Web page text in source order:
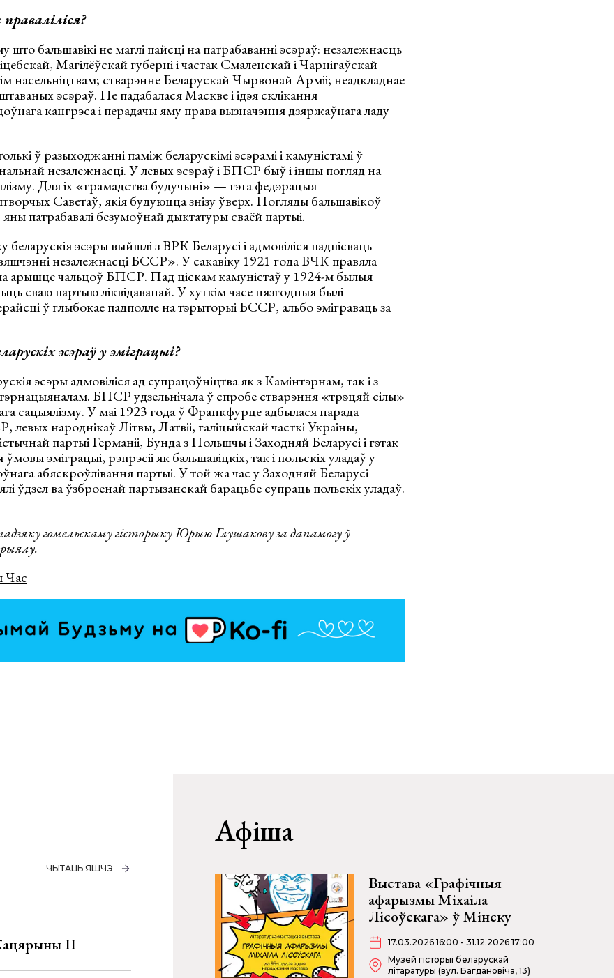
бальшавікі не маглі пайсці на патрабаванні эсэраў: незалежнасць
Магілёўскай губерні і частак Смаленскай і Чарнігаўскай
насельніцтвам; стварэнне Беларускай Чырвонай Арміі; неадкладнае
эсэраў. Не падабалася Маскве і ідэя склікання
кангрэса і перадачы яму права вызначэння дзяржаўнага ладу
ў разыходжанні паміж беларускімі эсэрамі і камуністамі ў
незалежнасці. У левых эсэраў і БПСР быў і іншы погляд на
Для іх «грамадства будучыні» — гэта федэрацыя
Саветаў, якія будуюцца знізу ўверх. Погляды бальшавікоў
патрабавалі безумоўнай дыктатуры сваёй партыі.
беларускія эсэры выйшлі з ВРК Беларусі і адмовіліся падпісваць
незалежнасці БССР». У сакавіку 1921 года ВЧК правяла
арышце чальцоў БПСР. Пад ціскам камуністаў у 1924-м былыя
сваю партыю ліквідаванай. У хуткім часе нязгодныя былі
ў глыбокае падполле на тэрыторыі БССР, альбо эміграваць за
эсэраў у эміграцыі?
эсэры адмовіліся ад супрацоўніцтва як з Камінтэрнам, так і з
БПСР удзельнічала ў спробе стварэння «трэцяй сілы»
сацыялізму. У маі 1923 года ў Франкфурце адбылася нарада
народнікаў Літвы, Латвіі, галіцыйскай часткі Украіны,
партыі Германіі, Бунда з Польшчы і Заходняй Беларусі і гэтак
эміграцыі, рэпрэсіі як бальшавіцкіх, так і польскіх уладаў у
абяскроўлівання партыі. У той жа час у Заходняй Беларусі
ва ўзброенай партызанскай барацьбе супраць польскіх уладаў.
гомельскаму гісторыку Юрыю Глушакову за дапамогу ў
Час
ЧЫТАЦЬ ЯШЧЭ
ІІ
Афіша
Выстава «Графічныя
афарызмы Міхаіла
Лісоўскага» ў Мінску
17.03.2026 16:00 - 31.12.2026 17:00
Музей гісторыі беларускай
літаратуры (вул. Багдановіча, 13)